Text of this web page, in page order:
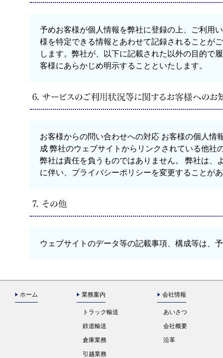
予めお客様が個人情報を弊社に登録の上、ご利用
様を特定できる情報とあわせて記録されることが
します。弊社が、以下に記載された以外の目的で
客様にあらかじめ明示することといたします。
お客様からの問い合わせへの対応 お客様の個人
成 弊社のウェブサイトからリンクされている他
弊社は責任を負うものではありません。 弊社は、
に伴い、プライバシーポリシーを変更することが
ウェブサイトのデータ等の記載事項、構成等は、
ホーム 業務案内
トラック輸送
鉄道輸送
倉庫業務
引越業務
会社情報
あいさつ
会社概要
沿革